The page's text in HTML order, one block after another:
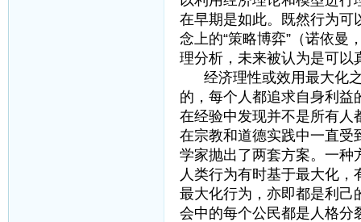
在早期是如此。既然行为可
念上的“策略博弈”（诺依曼
理分析，未来被认为是可以
经济理性或效用最大化之
的，每个人都追求自身利益
在经验中发现并不是所有人
在宗教和道德实践中一直受
学家抛出了两套方案。一种
人类行为有时基于最大化
最大化行为，亦即都是利己
会中的每个公民都是人格分